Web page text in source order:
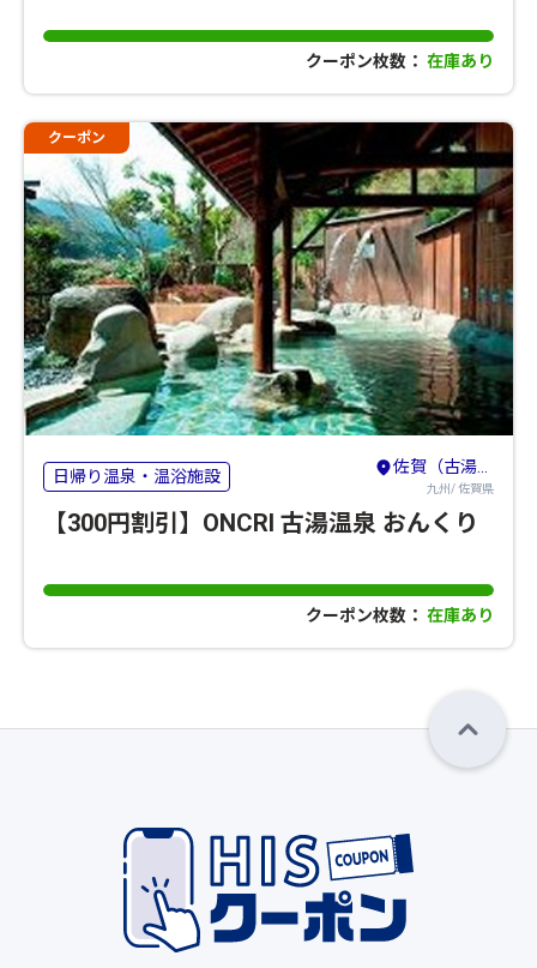
クーポン枚数： 在庫あり
クーポン
日帰り温泉・温浴施設 佐賀（古湯・熊の川）・鳥栖・吉野ヶ里
九州/ 佐賀県
【300円割引】ONCRI 古湯温泉 おんくり
クーポン枚数： 在庫あり